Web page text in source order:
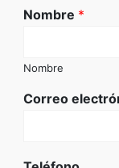
Nombre *
Nombre
Correo